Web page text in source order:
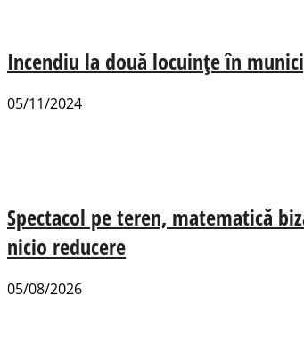
Incendiu la două locuințe în
05/11/2024
Spectacol pe teren, matematică
nicio reducere
05/08/2026